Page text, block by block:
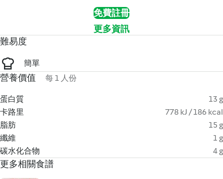
免費註冊
更多資訊
難易度
簡單
營養價值 每 1 人份
蛋白質
13 g
卡路里
778 kJ / 186 kcal
脂肪
15 g
纖維
1 g
碳水化合物
4 g
更多相關食譜